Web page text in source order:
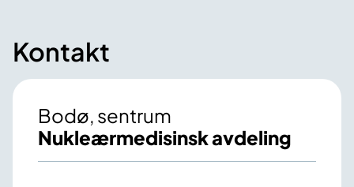
Kontakt
Bodø, sentrum
Nukleærmedisinsk avdeling